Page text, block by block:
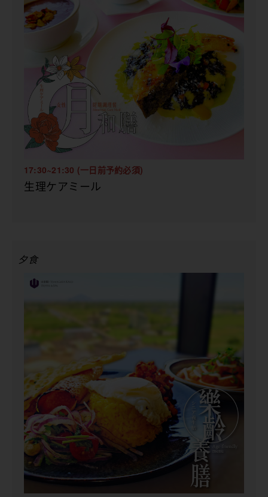
17:30~21:30 (一日前予約必須)
生理ケアミール
夕食